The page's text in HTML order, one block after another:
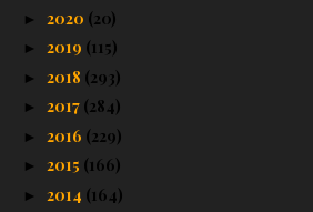
► 2020 (20)
► 2019 (115)
► 2018 (293)
► 2017 (284)
► 2016 (229)
► 2015 (166)
► 2014 (164)